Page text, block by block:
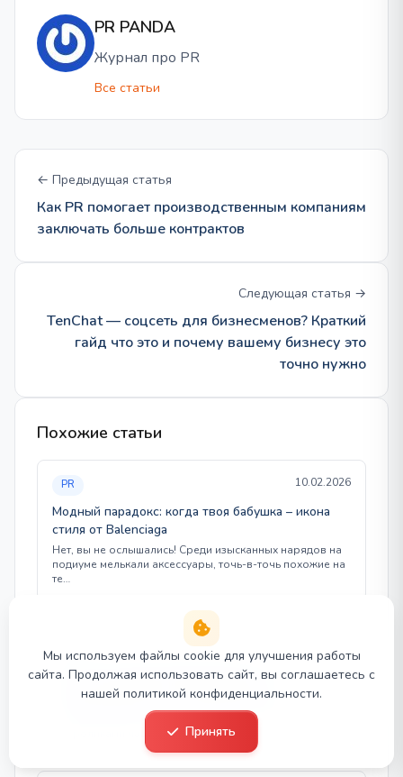
PR PANDA
Журнал про PR
Все статьи
← Предыдущая статья
Как PR помогает производственным компаниям
заключать больше контрактов
Следующая статья →
TenChat — соцсеть для бизнесменов? Краткий
гайд что это и почему вашему бизнесу это
точно нужно
Похожие статьи
PR 10.02.2026
Модный парадокс: когда твоя бабушка – икона
стиля от Balenciaga
Нет, вы не ослышались! Среди изысканных нарядов на
подиуме мелькали аксессуары, точь-в-точь похожие на
те…
Почему все любят Дробышевского и при чем
здесь продвижение личного бренда
Видео антрополога Станислава Дробышевского
набирают миллионы просмотров, а комментарии под
его роликами чаще всего сугубо…
Мы используем файлы cookie для улучшения работы
сайта. Продолжая использовать сайт, вы соглашаетесь с
нашей политикой конфиденциальности.
Принять